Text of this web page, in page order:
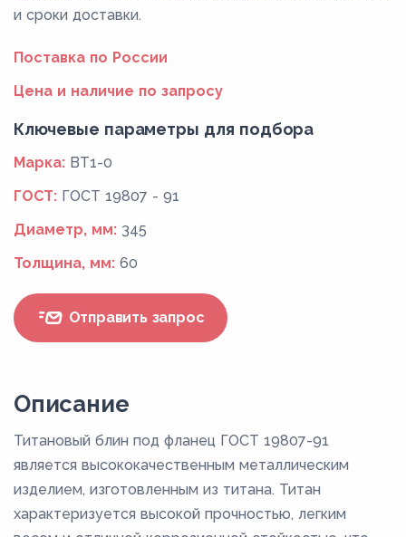
и сроки доставки.
Поставка по России
Цена и наличие по запросу
Ключевые параметры для подбора
Марка: ВТ1-0
ГОСТ: ГОСТ 19807 - 91
Диаметр, мм: 345
Толщина, мм: 60
Отправить запрос
Описание
Титановый блин под фланец ГОСТ 19807-91
является высококачественным металлическим
изделием, изготовленным из титана. Титан
характеризуется высокой прочностью, легким